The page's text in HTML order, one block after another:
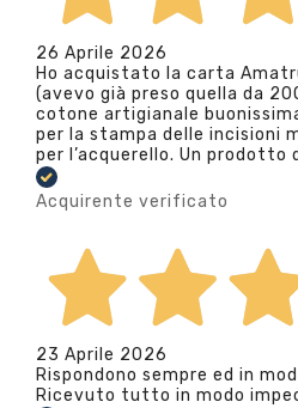
26 Aprile 2026
Ho acquistato la carta
(avevo già preso quella da
cotone artigianale
per la stampa delle incisioni
per l’acquerello. Un prodotto
Acquirente verificato
23 Aprile 2026
Rispondono sempre ed in
Ricevuto tutto in modo